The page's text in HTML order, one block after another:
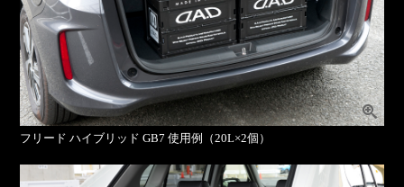
フリード ハイブリッド GB7 使用例（20L×2個）